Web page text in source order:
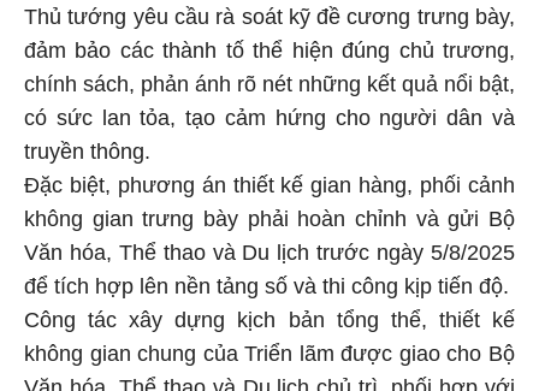
Thủ tướng yêu cầu rà soát kỹ đề cương trưng bày,
đảm bảo các thành tố thể hiện đúng chủ trương,
chính sách, phản ánh rõ nét những kết quả nổi bật,
có sức lan tỏa, tạo cảm hứng cho người dân và
truyền thông.
Đặc biệt, phương án thiết kế gian hàng, phối cảnh
không gian trưng bày phải hoàn chỉnh và gửi Bộ
Văn hóa, Thể thao và Du lịch trước ngày 5/8/2025
để tích hợp lên nền tảng số và thi công kịp tiến độ.
Công tác xây dựng kịch bản tổng thể, thiết kế
không gian chung của Triển lãm được giao cho Bộ
Văn hóa, Thể thao và Du lịch chủ trì, phối hợp với